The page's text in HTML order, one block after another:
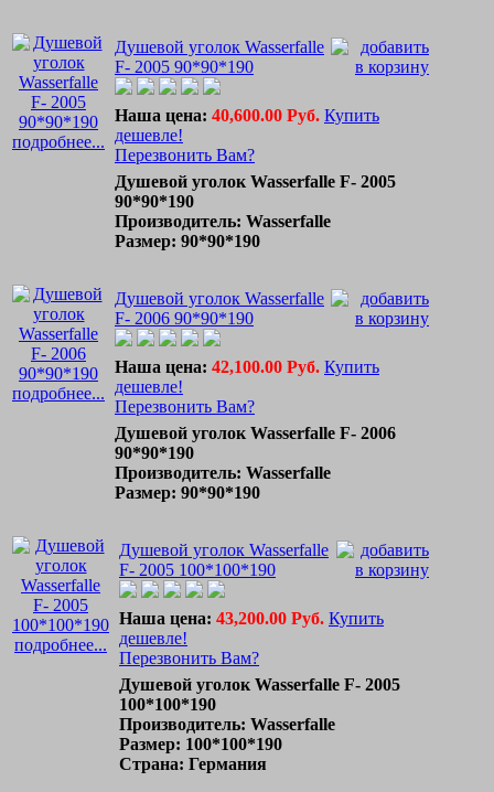
подробнее...
Душевой уголок Wasserfalle
F- 2005 90*90*190
Наша цена: 40,600.00 Руб. Купить
дешевле!
Перезвонить Вам?
Душевой уголок Wasserfalle F- 2005
90*90*190
Производитель: Wasserfalle
Размер: 90*90*190
подробнее...
Душевой уголок Wasserfalle
F- 2006 90*90*190
Наша цена: 42,100.00 Руб. Купить
дешевле!
Перезвонить Вам?
Душевой уголок Wasserfalle F- 2006
90*90*190
Производитель: Wasserfalle
Размер: 90*90*190
подробнее...
Душевой уголок Wasserfalle
F- 2005 100*100*190
Наша цена: 43,200.00 Руб. Купить
дешевле!
Перезвонить Вам?
Душевой уголок Wasserfalle F- 2005
100*100*190
Производитель: Wasserfalle
Размер: 100*100*190
Страна: Германия